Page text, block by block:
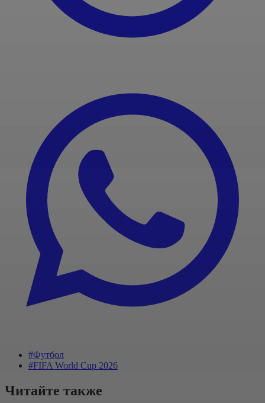
#Футбол
#FIFA World Cup 2026
Читайте также